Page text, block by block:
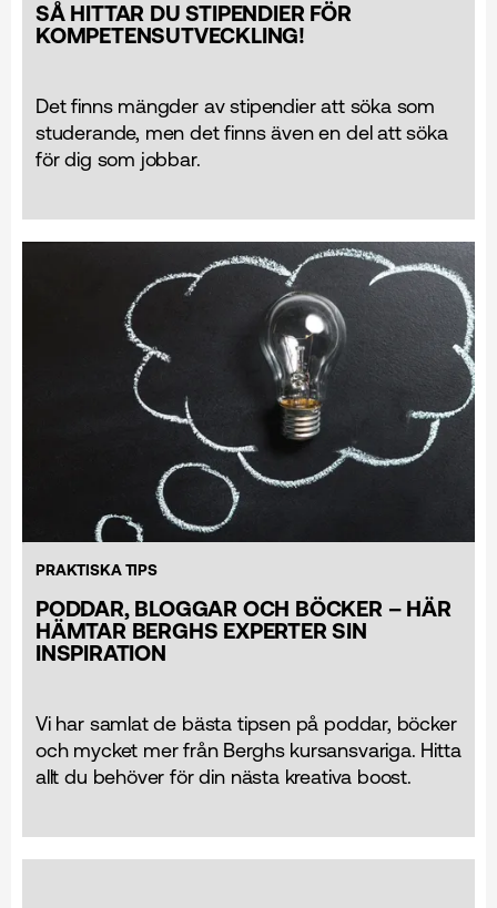
SÅ HITTAR DU STIPENDIER FÖR
KOMPETENSUTVECKLING!
Det finns mängder av stipendier att söka som
studerande, men det finns även en del att söka
för dig som jobbar.
PRAKTISKA TIPS
PODDAR, BLOGGAR OCH BÖCKER – HÄR
HÄMTAR BERGHS EXPERTER SIN
INSPIRATION
Vi har samlat de bästa tipsen på poddar, böcker
och mycket mer från Berghs kursansvariga. Hitta
allt du behöver för din nästa kreativa boost.